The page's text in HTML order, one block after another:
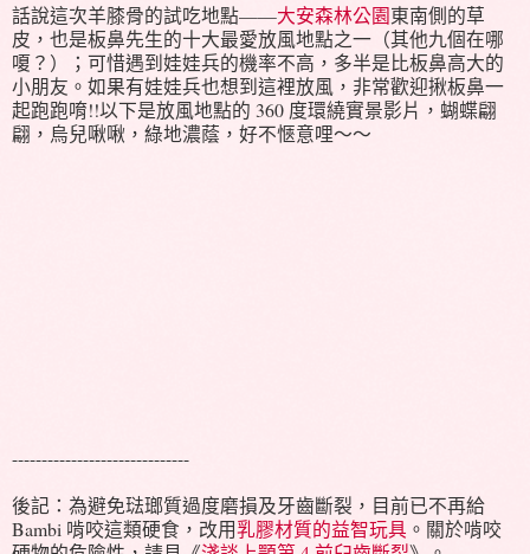
話說這次羊膝骨的試吃地點——大安森林公園東南側的草
皮，也是板鼻先生的十大最愛放風地點之一（其他九個在哪
嗄？）；可惜遇到娃娃兵的機率不高，多半是比板鼻高大的
小朋友。如果有娃娃兵也想到這裡放風，非常歡迎揪板鼻一
起跑跑唷!!以下是放風地點的 360 度環繞實景影片，蝴蝶翩
翩，烏兒啾啾，綠地濃蔭，好不愜意哩～～
------------------------------
後記：為避免琺瑯質過度磨損及牙齒斷裂，目前已不再給
Bambi 啃咬這類硬食，改用乳膠材質的益智玩具 。關於啃咬